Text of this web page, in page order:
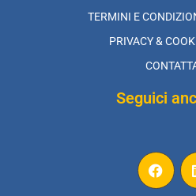
TERMINI E
PRIVACY &
Seguici